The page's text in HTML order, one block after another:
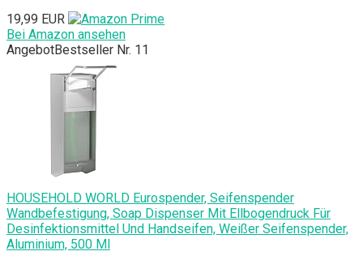
19,99 EUR
Bei Amazon ansehen
AngebotBestseller Nr. 11
HOUSEHOLD WORLD Eurospender, Seifenspender
Wandbefestigung, Soap Dispenser Mit Ellbogendruck Für
Desinfektionsmittel Und Handseifen, Weißer Seifenspender,
Aluminium, 500 Ml